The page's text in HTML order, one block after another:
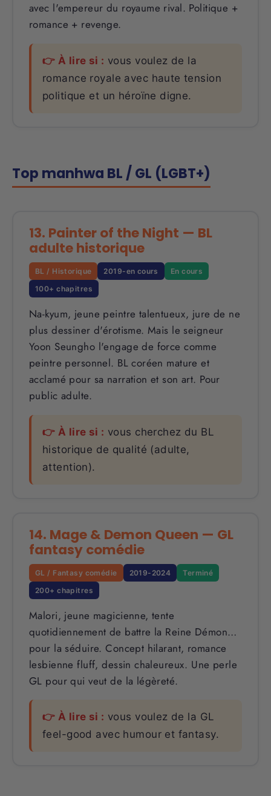
avec l'empereur du royaume rival. Politique +
romance + revenge.
👉 À lire si : vous voulez de la
romance royale avec haute tension
politique et un héroïne digne.
Top manhwa BL / GL (LGBT+)
13. Painter of the Night — BL
adulte historique
BL / Historique 2019-en cours
En cours
100+ chapitres
Na-kyum, jeune peintre talentueux, jure de ne
plus dessiner d'érotisme. Mais le seigneur
Yoon Seungho l'engage de force comme
peintre personnel. BL coréen mature et
acclamé pour sa narration et son art. Pour
public adulte.
👉 À lire si : vous cherchez du BL
historique de qualité (adulte,
attention).
14. Mage & Demon Queen — GL
fantasy comédie
GL / Fantasy comédie 2019-2024
Terminé
200+ chapitres
Malori, jeune magicienne, tente
quotidiennement de battre la Reine Démon…
pour la séduire. Concept hilarant, romance
lesbienne fluff, dessin chaleureux. Une perle
GL pour qui veut de la légèreté.
👉 À lire si : vous voulez de la GL
feel-good avec humour et fantasy.